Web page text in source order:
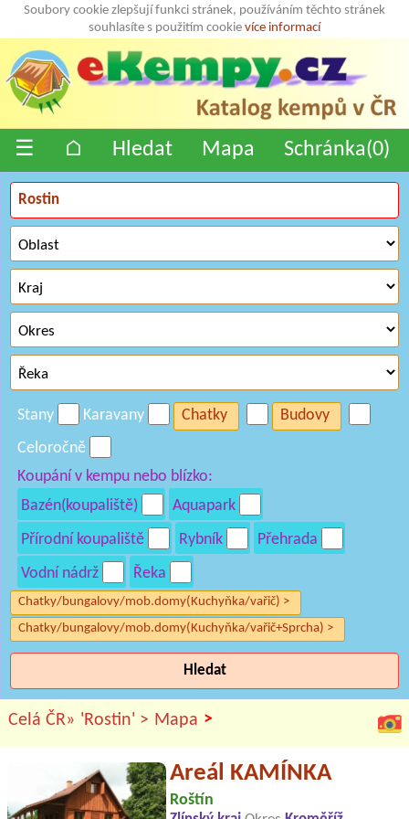
Soubory cookie zlepšují funkci stránek, používáním těchto stránek
souhlasíte s použitím cookie více informací
☰ ⌂ Hledat Mapa Schránka(0)
Stany Karavany Chatky
Budovy
Celoročně
Koupání v kempu nebo blízko:
Bazén(koupaliště)
Aquapark
Přírodní koupaliště
Rybník
Přehrada
Vodní nádrž
Řeka
Chatky/bungalovy/mob.domy(Kuchyňka/vařič) >
Chatky/bungalovy/mob.domy(Kuchyňka/vařič+Sprcha) >
Hledat
Celá ČR» 'Rostin' > Mapa >
Areál KAMÍNKA
Roštín